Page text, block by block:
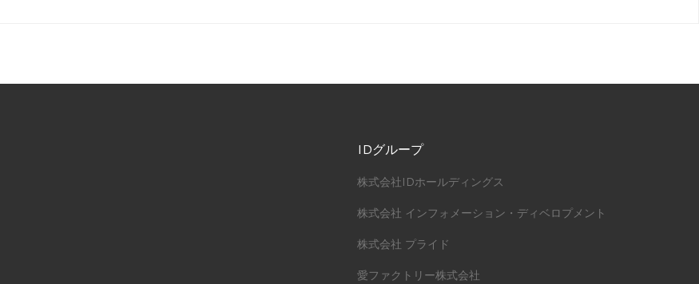
IDグループ
株式会社IDホールディングス
株式会社 インフォメーション・ディベロプメント
株式会社 プライド
愛ファクトリー株式会社